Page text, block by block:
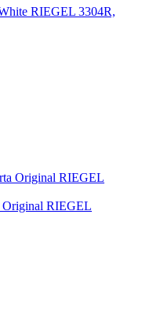
RIEGEL 3304R,
Original RIEGEL